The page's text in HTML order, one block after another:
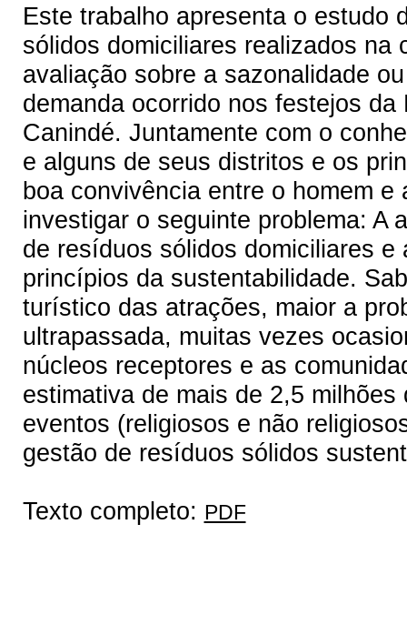
Este trabalho apresenta o estudo
sólidos domiciliares realizados na
avaliação sobre a sazonalidade
demanda ocorrido nos festejos
Canindé. Juntamente com o
e alguns de seus distritos e os
boa convivência entre o homem
investigar o seguinte problema: A
de resíduos sólidos domiciliares
princípios da sustentabilidade.
turístico das atrações, maior a
ultrapassada, muitas vezes
núcleos receptores e as
estimativa de mais de 2,5
eventos (religiosos e não
gestão de resíduos sólidos
Texto completo: PDF